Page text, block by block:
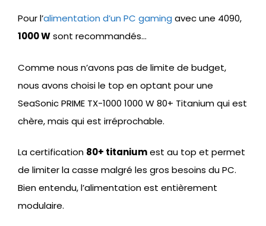
Pour l’alimentation d’un PC gaming avec une 4090,
1000 Wsont recommandés…
Comme nous n’avons pas de limite de budget,
nous avons choisi le top en optant pour une
SeaSonic PRIME TX-1000 1000 W 80+ Titanium qui est
chère, mais qui est irréprochable.
La certification 80+ titaniumest au top et permet
de limiter la casse malgré les gros besoins du PC.
Bien entendu, l’alimentation est entièrement
modulaire.